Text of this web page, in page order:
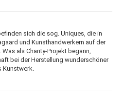
sich die sog. Uniques, die in
und Kunsthandwerkern auf der
als Charity-Projekt begann,
bei der Herstellung wunderschöner